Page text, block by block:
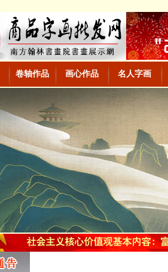
卷轴作品 画心作品 名人字画